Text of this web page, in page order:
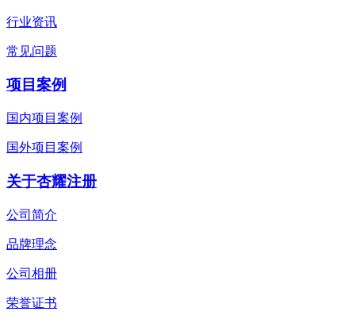
行业资讯
常见问题
项目案例
国内项目案例
国外项目案例
关于杏耀注册
公司简介
品牌理念
公司相册
荣誉证书